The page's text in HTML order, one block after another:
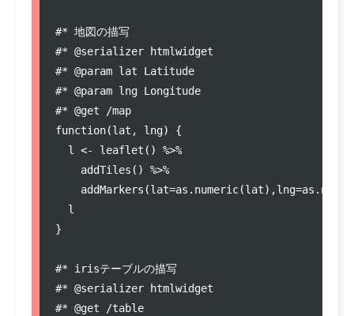
#* 地図の描写
#* @serializer htmlwidget
#* @param lat Latitude
#* @param lng Longitude
#* @get /map
function(lat , lng) {
l <- leaflet() %>%
    addTiles() %
>%
    addMarkers(
lat=as.numeric(lat),lng=
l
}
#* irisテーブルの描写
#* @serializer htmlwidget
#* @get /table